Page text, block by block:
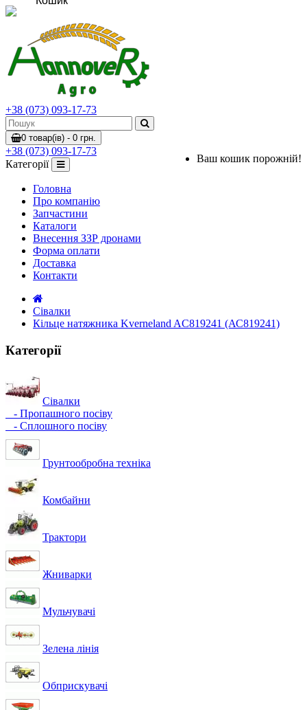
+38 (073) 093-17-73
0 товар(ів) - 0 грн.
Ваш кошик порожній!
+38 (073) 093-17-73
Категорії
Головна
Про компанію
Запчастини
Каталоги
Внесення ЗЗР дронами
Форма оплати
Доставка
Контакти
Сівалки
Кільце натяжника Kverneland AC819241 (АС819241)
Категорії
Сівалки
- Пропашного посіву
- Сплошного посіву
Грунтообробна техніка
Комбайни
Трактори
Жниварки
Мульчувачі
Зелена лінія
Обприскувачі